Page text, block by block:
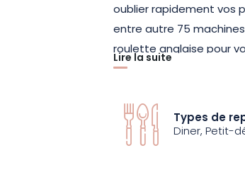
oublier rapidement vos
entre autre 75
roulette anglaise pour
pleinement de ce panel
machines à sous vous
gagner.
Lire la suite
Types de
Diner, Petit-